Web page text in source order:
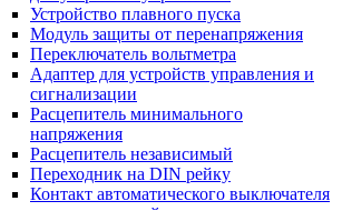
Устройство плавного пуска
Модуль защиты от перенапряжения
Переключатель вольтметра
Адаптер для устройств управления и
сигнализации
Расцепитель минимального
напряжения
Расцепитель независимый
Переходник на DIN рейку
Контакт автоматического выключателя